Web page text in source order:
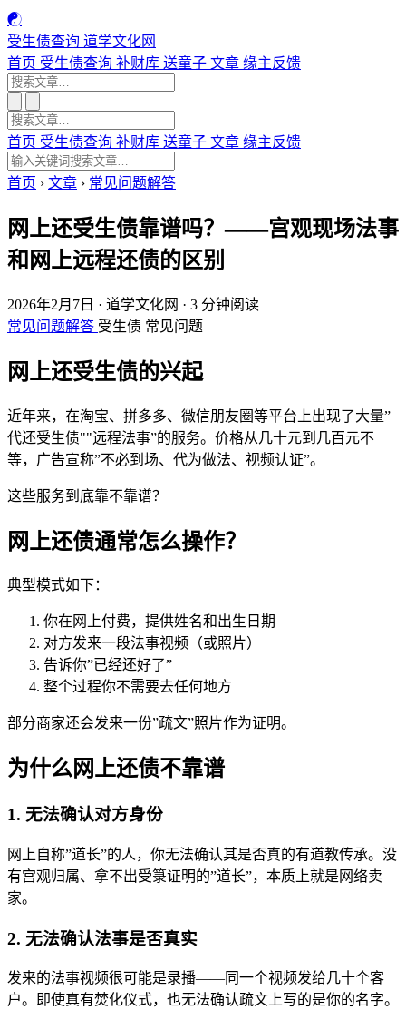
☯
受生债查询 道学文化网
首页 受生债查询 补财库 送童子 文章 缘主反馈
首页 受生债查询 补财库 送童子 文章 缘主反馈
首页 › 文章 › 常见问题解答
网上还受生债靠谱吗？——宫观现场法事
和网上远程还债的区别
2026年2月7日 · 道学文化网 · 3 分钟阅读
常见问题解答 受生债 常见问题
网上还受生债的兴起
近年来，在淘宝、拼多多、微信朋友圈等平台上出现了大量”
代还受生债""远程法事”的服务。价格从几十元到几百元不
等，广告宣称”不必到场、代为做法、视频认证”。
这些服务到底靠不靠谱？
网上还债通常怎么操作？
典型模式如下：
你在网上付费，提供姓名和出生日期
对方发来一段法事视频（或照片）
告诉你”已经还好了”
整个过程你不需要去任何地方
部分商家还会发来一份”疏文”照片作为证明。
为什么网上还债不靠谱
1. 无法确认对方身份
网上自称”道长”的人，你无法确认其是否真的有道教传承。没
有宫观归属、拿不出受箓证明的”道长”，本质上就是网络卖
家。
2. 无法确认法事是否真实
发来的法事视频很可能是录播——同一个视频发给几十个客
户。即使真有焚化仪式，也无法确认疏文上写的是你的名字。